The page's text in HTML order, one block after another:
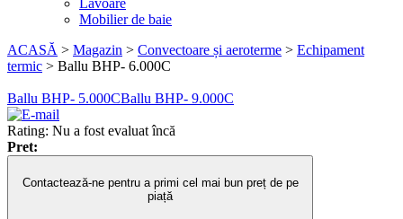
Lavoare
Mobilier de baie
ACASĂ > Magazin > Convectoare și aeroterme > Echipament
termic > Ballu BHP- 6.000C
Ballu BHP- 5.000CBallu BHP- 9.000C
Rating: Nu a fost evaluat încă
Pret:
Contactează-ne pentru a primi cel mai bun preț de pe
piață